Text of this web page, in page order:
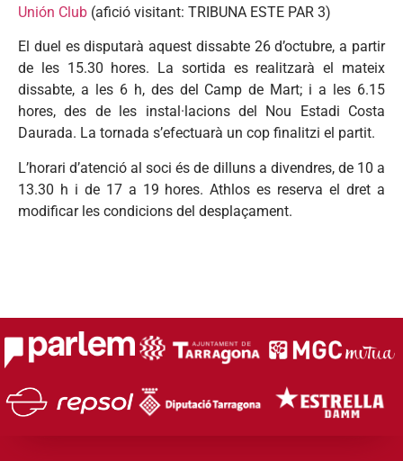
Unión Club (afició visitant: TRIBUNA ESTE PAR 3)
El duel es disputarà aquest dissabte 26 d’octubre, a partir
de les 15.30 hores. La sortida es realitzarà el mateix
dissabte, a les 6 h, des del Camp de Mart; i a les 6.15
hores, des de les instal·lacions del Nou Estadi Costa
Daurada. La tornada s’efectuarà un cop finalitzi el partit.
L’horari d’atenció al soci és de dilluns a divendres, de 10 a
13.30 h i de 17 a 19 hores. Athlos es reserva el dret a
modificar les condicions del desplaçament.